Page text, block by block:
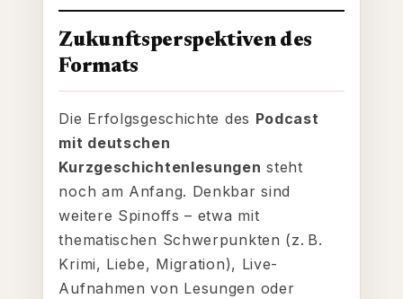
Zukunftsperspektiven des
Formats
Die Erfolgsgeschichte des Podcast
mit deutschen
Kurzgeschichtenlesungen steht
noch am Anfang. Denkbar sind
weitere Spinoffs – etwa mit
thematischen Schwerpunkten (z. B.
Krimi, Liebe, Migration), Live-
Aufnahmen von Lesungen oder